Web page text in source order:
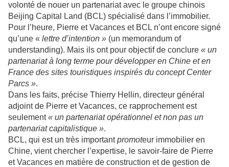
volonté de nouer un partenariat avec le groupe chinois
Beijing Capital Land (BCL) spécialisé dans l’immobilier.
Pour l’heure, Pierre et Vacances et BCL n’ont encore signé
qu’une « lettre d’intention » (un memorandum of
understanding). Mais ils ont pour objectif de conclure « un
partenariat à long terme pour développer en Chine et en
France des sites touristiques inspirés du concept Center
Parcs ».
Dans les faits, précise Thierry Hellin, directeur général
adjoint de Pierre et Vacances, ce rapprochement est
seulement« un partenariat opérationnel et non pas un
partenariat capitalistique ».
BCL, qui est un très importantpromoteur immobilier en
Chine, vient chercher l’expertise, le savoir-faire de Pierre
et Vacances en matière de construction et de gestion de